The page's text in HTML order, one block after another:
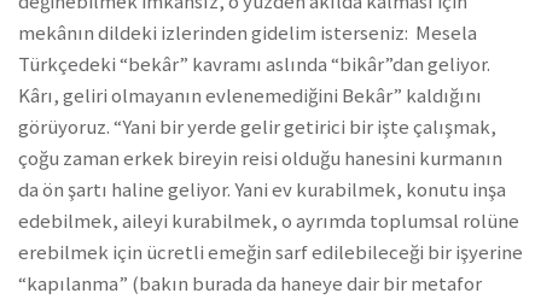
mekânın dildeki izlerinden gidelim isterseniz: Mesela
Türkçedeki “bekâr” kavramı aslında “bikâr”dan geliyor.
Kârı, geliri olmayanın evlenemediğini Bekâr” kaldığını
görüyoruz. “Yani bir yerde gelir getirici bir işte çalışmak,
çoğu zaman erkek bireyin reisi olduğu hanesini kurmanın
da ön şartı haline geliyor. Yani ev kurabilmek, konutu inşa
edebilmek, aileyi kurabilmek, o ayrımda toplumsal rolüne
erebilmek için ücretli emeğin sarf edilebileceği bir işyerine
“kapılanma” (bakın burada da haneye dair bir metafor